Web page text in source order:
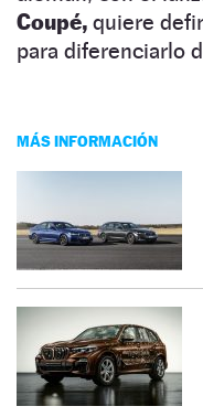
Coupé, quiere
para diferenciarlo
MÁS INFORMACIÓN